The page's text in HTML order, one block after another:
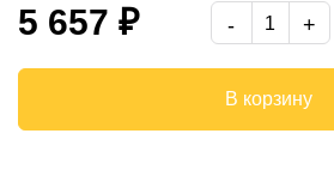
5 657 ₽
В корзину